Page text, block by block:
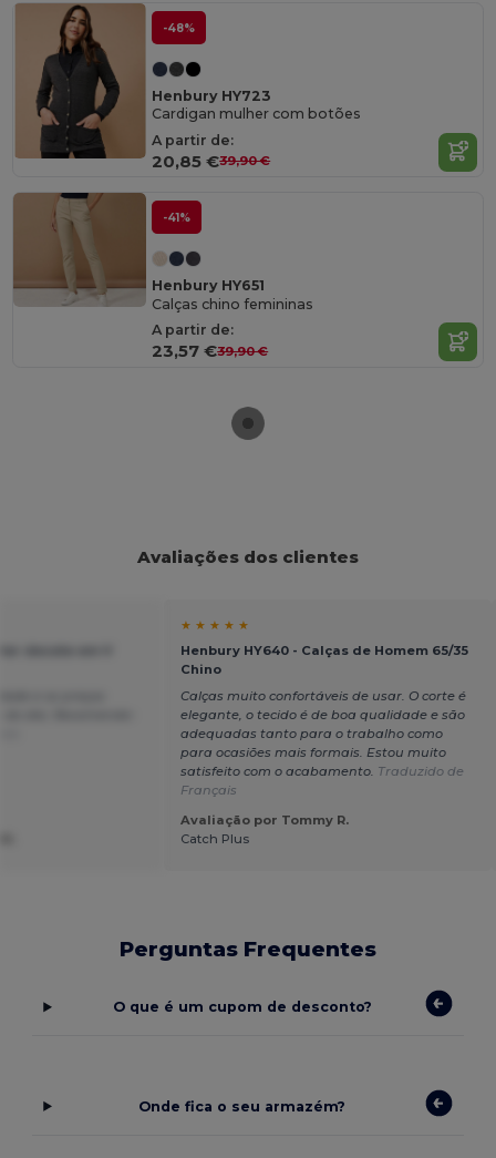
-48%
Henbury HY723
Cardigan mulher com botões
A partir de:
20,85 €39,90 €
-41%
Henbury HY651
Calças chino femininas
A partir de:
23,57 €39,90 €
Avaliações dos clientes
★ ★ ★ ★ ★
Henbury HY640 - Calças de Homem 65/35
Chino
Calças muito confortáveis de usar. O corte é
elegante, o tecido é de boa qualidade e são
adequadas tanto para o trabalho como
para ocasiões mais formais. Estou muito
satisfeito com o acabamento. Traduzido de
Français
Avaliação por Tommy R.
Catch Plus
Perguntas Frequentes
O que é um cupom de desconto?
Onde fica o seu armazém?